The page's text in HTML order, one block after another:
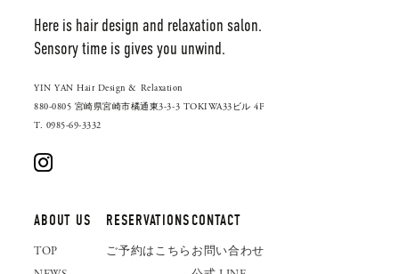
Here is hair design and relaxation salon.
Sensory time is gives you unwind.
YIN YAN Hair Design & Relaxation
880-0805 宮崎県宮崎市橘通東3-3-3 TOKIWA33ビル 4F
T. 0985-69-3332
ABOUT US
TOP
RESERVATIONS
ご予約はこちら
CONTACT
お問い合わせ